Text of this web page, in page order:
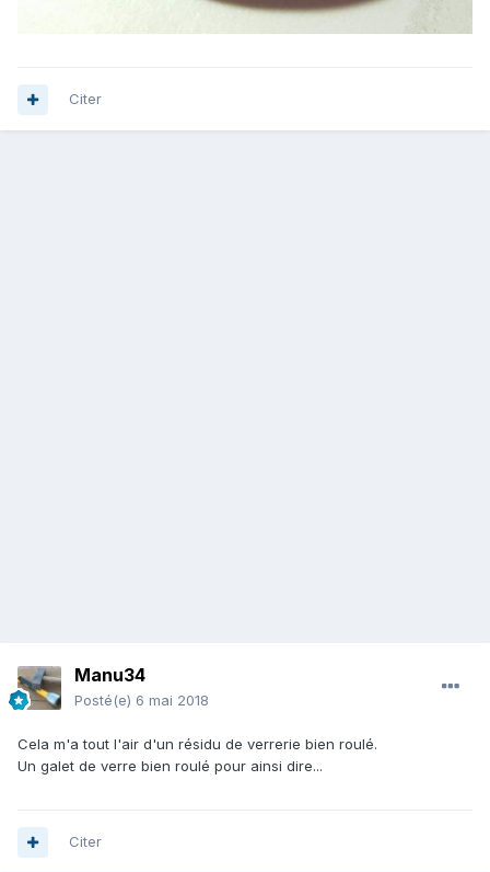
Citer
Manu34
Posté(e) 6 mai 2018
Cela m'a tout l'air d'un résidu de verrerie bien roulé.
Un galet de verre bien roulé pour ainsi dire...
Citer